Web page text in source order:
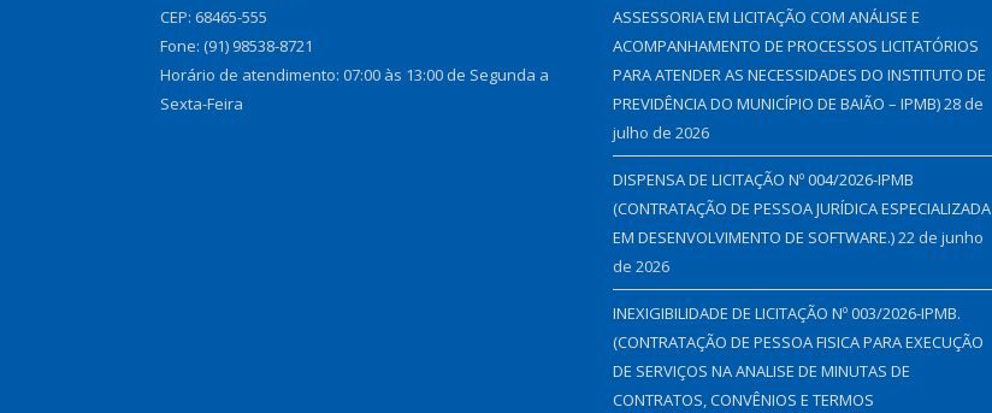
CEP: 68465-555
Fone: (91) 98538-8721
Horário de atendimento: 07:00 às 13:00 de Segunda a
Sexta-Feira
ASSESSORIA EM LICITAÇÃO COM ANÁLISE E
ACOMPANHAMENTO DE PROCESSOS LICITATÓRIOS
PARA ATENDER AS NECESSIDADES DO INSTITUTO DE
PREVIDÊNCIA DO MUNICÍPIO DE BAIÃO – IPMB)28 de
julho de 2026
DISPENSA DE LICITAÇÃO Nº 004/2026-IPMB
(CONTRATAÇÃO DE PESSOA JURÍDICA ESPECIALIZADA
EM DESENVOLVIMENTO DE SOFTWARE.)22 de junho
de 2026
INEXIGIBILIDADE DE LICITAÇÃO Nº 003/2026-IPMB.
(CONTRATAÇÃO DE PESSOA FISICA PARA EXECUÇÃO
DE SERVIÇOS NA ANALISE DE MINUTAS DE
CONTRATOS, CONVÊNIOS E TERMOS